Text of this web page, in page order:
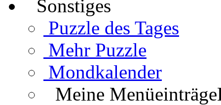
Sonstiges
Puzzle des Tages
Mehr Puzzle
Mondkalender
Meine Menüeinträge